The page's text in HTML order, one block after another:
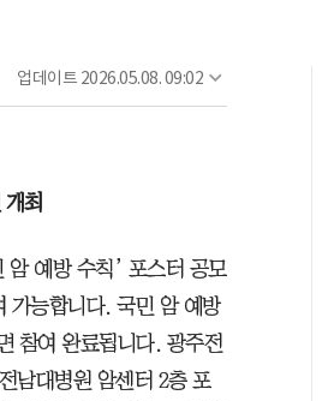
업데이트 2026.05.08. 09:02
최
암 예방 수칙’ 포스터 공모
가능합니다. 국민 암 예방
참여 완료됩니다. 광주전
남대병원 암센터 2층 포